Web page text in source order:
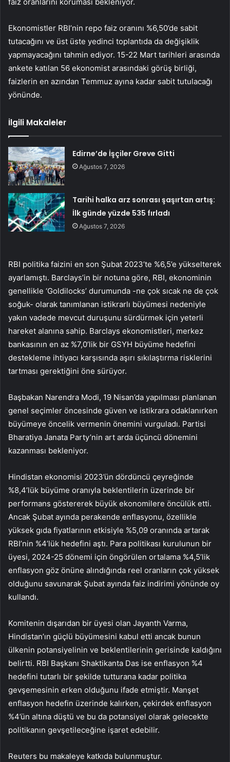
Ekonomistler RBI’nin repo faiz oranını %6,50’de sabit
tutacağını ve üst üste yedinci toplantıda da değişiklik
yapmayacağını tahmin ediyor. 15-22 Mart tarihleri arasında
ankete katılan 56 ekonomist arasındaki görüş birliği,
faizlerin en azından Temmuz ayına kadar sabit tutulacağı
yönünde.
İlgili Makaleler
Edirne’de İşçiler Greve Gitti
Ağustos 7, 2026
Tarihi halka arz sonrası şaşırtan artış:
İlk günde yüzde 535 fırladı
Ağustos 7, 2026
RBI politika faizini en son Şubat 2023’te %6,5’e yükselterek
ayarlamıştı. Barclays’in bir notuna göre, RBI, ekonominin
genellikle ‘Goldilocks’ durumunda -ne çok sıcak ne de çok
soğuk- olarak tanımlanan istikrarlı büyümesi nedeniyle
yakın vadede mevcut duruşunu sürdürmek için yeterli
hareket alanına sahip. Barclays ekonomistleri, merkez
bankasının en az %7,0’lik bir GSYH büyüme hedefini
destekleme ihtiyacı karşısında aşırı sıkılaştırma risklerini
tartması gerektiğini öne sürüyor.
Başbakan Narendra Modi, 19 Nisan’da yapılması planlanan
genel seçimler öncesinde güven ve istikrara odaklanırken
büyümeye öncelik vermenin önemini vurguladı. Partisi
Bharatiya Janata Party’nin art arda üçüncü dönemini
kazanması bekleniyor.
Hindistan ekonomisi 2023’ün dördüncü çeyreğinde
%8,4’lük büyüme oranıyla beklentilerin üzerinde bir
performans göstererek büyük ekonomilere öncülük etti.
Ancak Şubat ayında perakende enflasyonu, özellikle
yüksek gıda fiyatlarının etkisiyle %5,09 oranında artarak
RBI’nin %4’lük hedefini aştı. Para politikası kurulunun bir
üyesi, 2024-25 dönemi için öngörülen ortalama %4,5’lik
enflasyon göz önüne alındığında reel oranların çok yüksek
olduğunu savunarak Şubat ayında faiz indirimi yönünde oy
kullandı.
Komitenin dışarıdan bir üyesi olan Jayanth Varma,
Hindistan’ın güçlü büyümesini kabul etti ancak bunun
ülkenin potansiyelinin ve beklentilerinin gerisinde kaldığını
belirtti. RBI Başkanı Shaktikanta Das ise enflasyon %4
hedefini tutarlı bir şekilde tutturana kadar politika
gevşemesinin erken olduğunu ifade etmiştir. Manşet
enflasyon hedefin üzerinde kalırken, çekirdek enflasyon
%4’ün altına düştü ve bu da potansiyel olarak gelecekte
politikanın gevşetileceğine işaret edebilir.
Reuters bu makaleye katkıda bulunmuştur.